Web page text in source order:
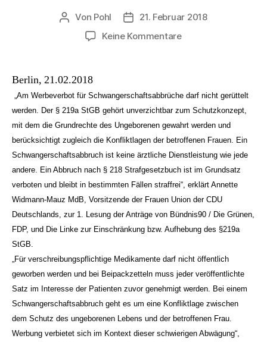
Beitragsautor
Von Pohl Beitragsdatum
21. Februar 2018
Keine Kommentarezu
für
Berlin, 21.02.2018
„Am Werbeverbot für Schwangerschaftsabbrüche darf nicht gerüttelt
werden. Der § 219a StGB gehört unverzichtbar zum Schutzkonzept,
mit dem die Grundrechte des Ungeborenen gewahrt werden und
berücksichtigt zugleich die Konfliktlagen der betroffenen Frauen. Ein
Schwangerschaftsabbruch ist keine ärztliche Dienstleistung wie jede
andere. Ein Abbruch nach § 218 Strafgesetzbuch ist im Grundsatz
verboten und bleibt in bestimmten Fällen straffrei“, erklärt Annette
Widmann-Mauz MdB, Vorsitzende der Frauen Union der CDU
Deutschlands, zur 1. Lesung der Anträge von Bündnis90 / Die Grünen,
FDP, und Die Linke zur Einschränkung bzw. Aufhebung des §219a
StGB.
„Für verschreibungspflichtige Medikamente darf nicht öffentlich
geworben werden und bei Beipackzetteln muss jeder veröffentlichte
Satz im Interesse der Patienten zuvor genehmigt werden. Bei einem
Schwangerschaftsabbruch geht es um eine Konfliktlage zwischen
dem Schutz des ungeborenen Lebens und der betroffenen Frau.
Werbung verbietet sich im Kontext dieser schwierigen Abwägung“,